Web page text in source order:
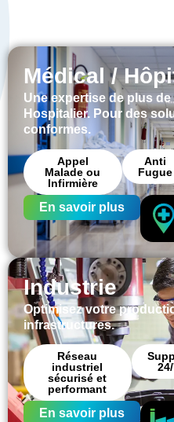
Médical /
Une expertise de plus
Hospitalier. Pour des
conformes.
Appel
Malade ou
Infirmière
Anti
Fugue
En savoir plus
Industrie
Optimisez votre
infrastructures.
Réseau
industriel
sécurisé et
performant
24/
En savoir plus